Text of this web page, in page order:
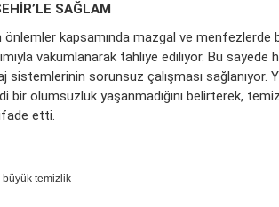
SAĞLAM
önlemler kapsamında mazgal ve menfezlerde
vakumlanarak tahliye ediliyor. Bu sayede
sistemlerinin sorunsuz çalışması sağlanıyor.
bir olumsuzluk yaşanmadığını belirterek,
etti.
büyük temizlik